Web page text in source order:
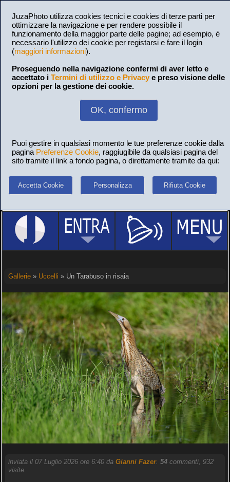
JuzaPhoto utilizza cookies tecnici e cookies di terze parti per
ottimizzare la navigazione e per rendere possibile il
funzionamento della maggior parte delle pagine; ad esempio, è
necessario l'utilizzo dei cookie per registarsi e fare il login
(maggiori informazioni).
Proseguendo nella navigazione confermi di aver letto e
accettato i Termini di utilizzo e Privacy e preso visione delle
opzioni per la gestione dei cookie.
OK, confermo
Puoi gestire in qualsiasi momento le tue preferenze cookie dalla
pagina Preferenze Cookie, raggiugibile da qualsiasi pagina del
sito tramite il link a fondo pagina, o direttamente tramite da qui:
Accetta Cookie Personalizza Rifiuta Cookie
Gallerie» Uccelli » Un Tarabuso in risaia
inviata il 07 Luglio 2026 ore 6:40 da Gianni Fazer. 54commenti, 932
visite.